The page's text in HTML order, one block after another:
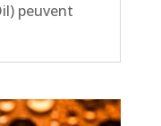
peuvent